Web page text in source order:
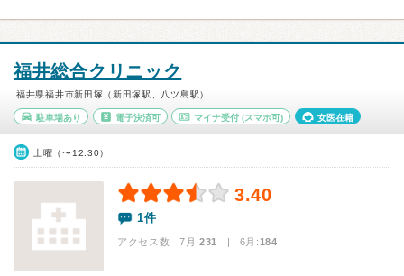
福井総合クリニック
福井県福井市新田塚（新田塚駅、八ツ島駅）
駐車場あり 電子決済可 マイナ受付 (スマホ可) 女医在籍
土曜（〜12:30）
3.40
1件
アクセス数 7月:231 | 6月:184